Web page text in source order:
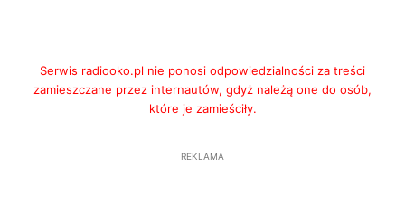
Serwis radiooko.pl nie ponosi odpowiedzialności za treści
zamieszczane przez internautów, gdyż należą one do osób,
które je zamieściły.
REKLAMA